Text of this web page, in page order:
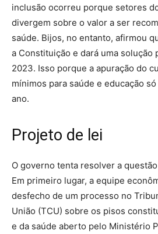
inclusão ocorreu porque setores
divergem sobre o valor a ser
saúde. Bijos, no entanto, afirmou
a Constituição e dará uma solução
2023. Isso porque a apuração do
mínimos para saúde e educação
ano.
Projeto de lei
O governo tenta resolver a
Em primeiro lugar, a equipe
desfecho de um processo no
União (TCU) sobre os pisos
e da saúde aberto pelo Ministério